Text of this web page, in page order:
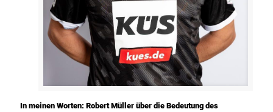
In meinen Worten: Robert Müller über die Bedeutung des